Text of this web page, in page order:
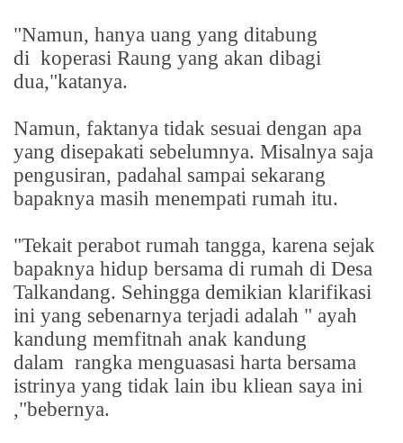
"Namun, hanya uang yang ditabung
di koperasi Raung yang akan dibagi
dua,"katanya.
Namun, faktanya tidak sesuai dengan apa
yang disepakati sebelumnya. Misalnya saja
pengusiran, padahal sampai sekarang
bapaknya masih menempati rumah itu.
"Tekait perabot rumah tangga, karena sejak
bapaknya hidup bersama di rumah di Desa
Talkandang. Sehingga demikian klarifikasi
ini yang sebenarnya terjadi adalah " ayah
kandung memfitnah anak kandung
dalam rangka menguasasi harta bersama
istrinya yang tidak lain ibu kliean saya ini
,"bebernya.